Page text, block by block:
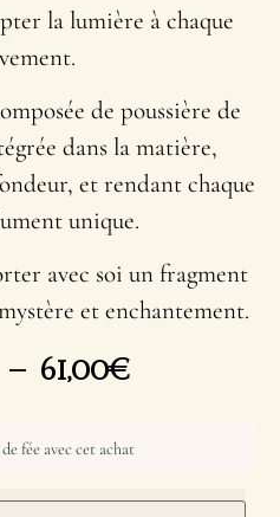
la lumière à chaque
de poussière de
dans la matière,
et rendant chaque
unique.
avec soi un fragment
et enchantement.
– 61,00€
fée avec cet achat